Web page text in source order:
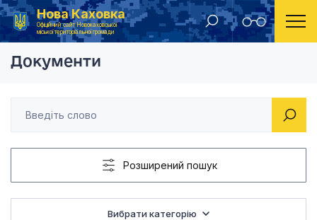
Нова Каховка
Офіційний сайт Новокаховської
міської територіальної громади
Головна Рішення Новокаховської міської ради 2015 рік Про надання пільг
Документи
Розширений пошук
Вибрати категорію